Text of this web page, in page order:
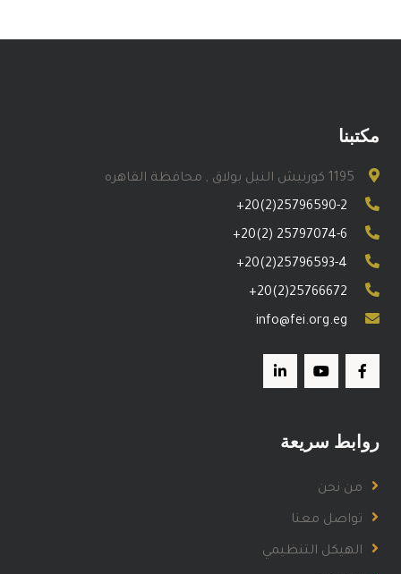
مكتبنا
1195 كورنيش النيل بولاق , محافظة القاهره
+20(2)25796590-2
+20(2) 25797074-6
+20(2)25796593-4
+20(2)25766672
info@fei.org.eg
روابط سريعة
من نحن
تواصل معنا
الهيكل التنظيمي